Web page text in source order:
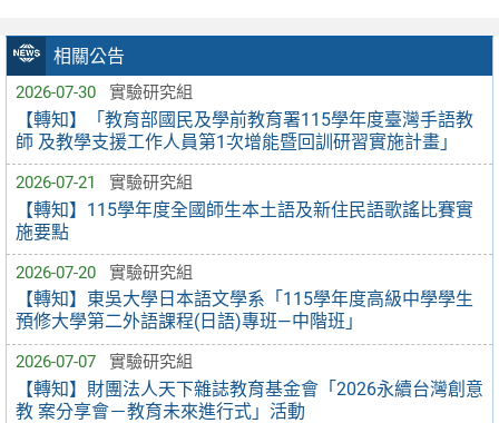
相關公告
2026-07-30 實驗研究組
【轉知】「教育部國民及學前教育署115學年度臺灣手語教
師 及教學支援工作人員第1次增能暨回訓研習實施計畫」
2026-07-21 實驗研究組
【轉知】115學年度全國師生本土語及新住民語歌謠比賽實
施要點
2026-07-20 實驗研究組
【轉知】東吳大學日本語文學系「115學年度高級中學學生
預修大學第二外語課程(日語)專班—中階班」
2026-07-07 實驗研究組
【轉知】財團法人天下雜誌教育基金會「2026永續台灣創意
教 案分享會－教育未來進行式」活動